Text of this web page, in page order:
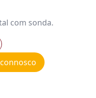
com sonda.